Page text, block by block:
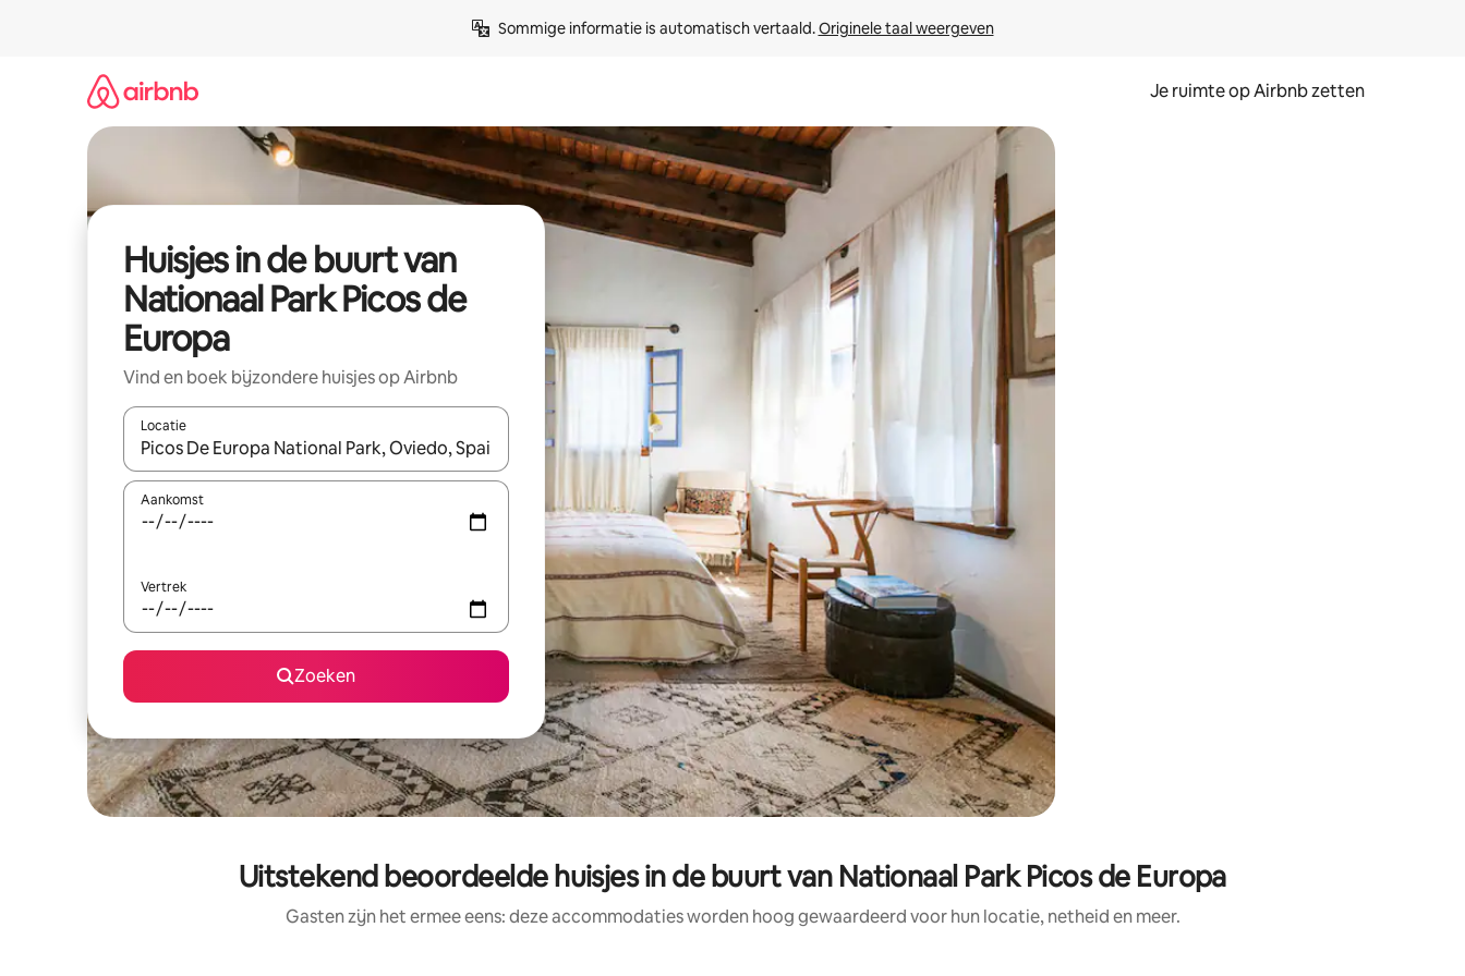
Sommige informatie is automatisch vertaald. Originele taal weergeven
Je ruimte op Airbnb zetten
Huisjes in de buurt van
Nationaal Park Picos de
Europa
Vind en boek bijzondere huisjes op Airbnb
Locatie
Wanneer er suggesties beschikbaar zijn, maak je een keuze met je de pijltjestoetsen omhoog en omlaag, óf door te tikken of swipen.
Aankomst
Vertrek
Zoeken
Uitstekend beoordeelde huisjes in de buurt van Nationaal Park Picos de Europa
Gasten zijn het ermee eens: deze accommodaties worden hoog gewaardeerd voor hun locatie, netheid en meer.